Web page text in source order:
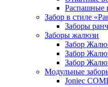
Распашные
Забор в стиле
Заборы
Заборы жалюзи
Забор
Забор
Забор
Модульные
Joniec